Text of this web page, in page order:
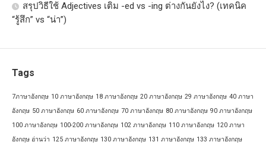
สรุปวิธีใช้ Adjectives เติม -ed vs -ing ต่างกันยังไง? (เทคนิค
“รู้สึก” vs “น่า”)
Tags
7ภาษาอังกฤษ 10 ภาษาอังกฤษ 18 ภาษาอังกฤษ 20 ภาษาอังกฤษ 29 ภาษาอังกฤษ 40 ภาษา
อังกฤษ 50 ภาษาอังกฤษ 60 ภาษาอังกฤษ 70 ภาษาอังกฤษ 80 ภาษาอังกฤษ 90 ภาษาอังกฤษ
100 ภาษาอังกฤษ 100-200 ภาษาอังกฤษ 102 ภาษาอังกฤษ 110 ภาษาอังกฤษ 120 ภาษา
อังกฤษ อ่านว่า 125 ภาษาอังกฤษ 130 ภาษาอังกฤษ 131 ภาษาอังกฤษ 133 ภาษาอังกฤษ